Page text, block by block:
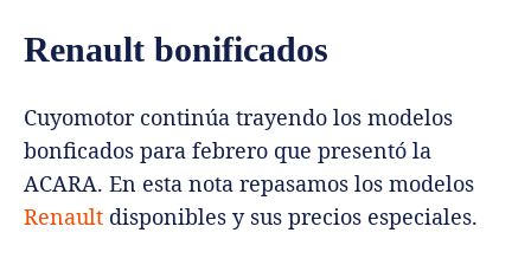
Renault bonificados
Cuyomotor continúa trayendo los modelos
bonficados para febrero que presentó la
ACARA. En esta nota repasamos los modelos
Renault disponibles y sus precios especiales.